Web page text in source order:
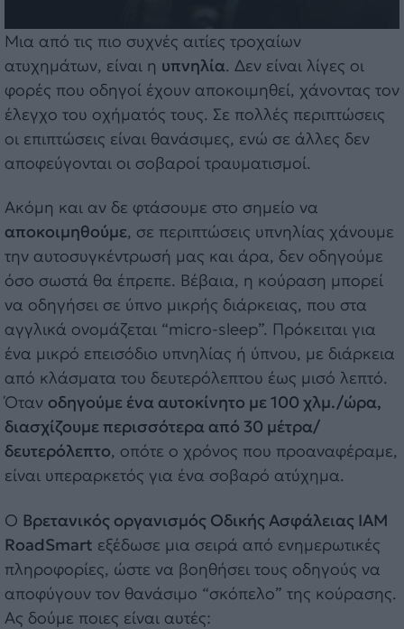
Μια από τις πιο συχνές αιτίες τροχαίων
ατυχημάτων, είναι η υπνηλία. Δεν είναι λίγες οι
φορές που οδηγοί έχουν αποκοιμηθεί, χάνοντας τον
έλεγχο του οχήματός τους. Σε πολλές περιπτώσεις
οι επιπτώσεις είναι θανάσιμες, ενώ σε άλλες δεν
αποφεύγονται οι σοβαροί τραυματισμοί.
Ακόμη και αν δε φτάσουμε στο σημείο να
αποκοιμηθούμε, σε περιπτώσεις υπνηλίας χάνουμε
την αυτοσυγκέντρωσή μας και άρα, δεν οδηγούμε
όσο σωστά θα έπρεπε. Βέβαια, η κούραση μπορεί
να οδηγήσει σε ύπνο μικρής διάρκειας, που στα
αγγλικά ονομάζεται “micro-sleep”. Πρόκειται για
ένα μικρό επεισόδιο υπνηλίας ή ύπνου, με διάρκεια
από κλάσματα του δευτερόλεπτου έως μισό λεπτό.
Όταν οδηγούμε ένα αυτοκίνητο με 100 χλμ./ώρα,
διασχίζουμε περισσότερα από 30 μέτρα/
δευτερόλεπτο, οπότε ο χρόνος που προαναφέραμε,
είναι υπεραρκετός για ένα σοβαρό ατύχημα.
Ο Βρετανικός οργανισμός Οδικής Ασφάλειας IAM
RoadSmart εξέδωσε μια σειρά από ενημερωτικές
πληροφορίες, ώστε να βοηθήσει τους οδηγούς να
αποφύγουν τον θανάσιμο “σκόπελο” της κούρασης.
Ας δούμε ποιες είναι αυτές: